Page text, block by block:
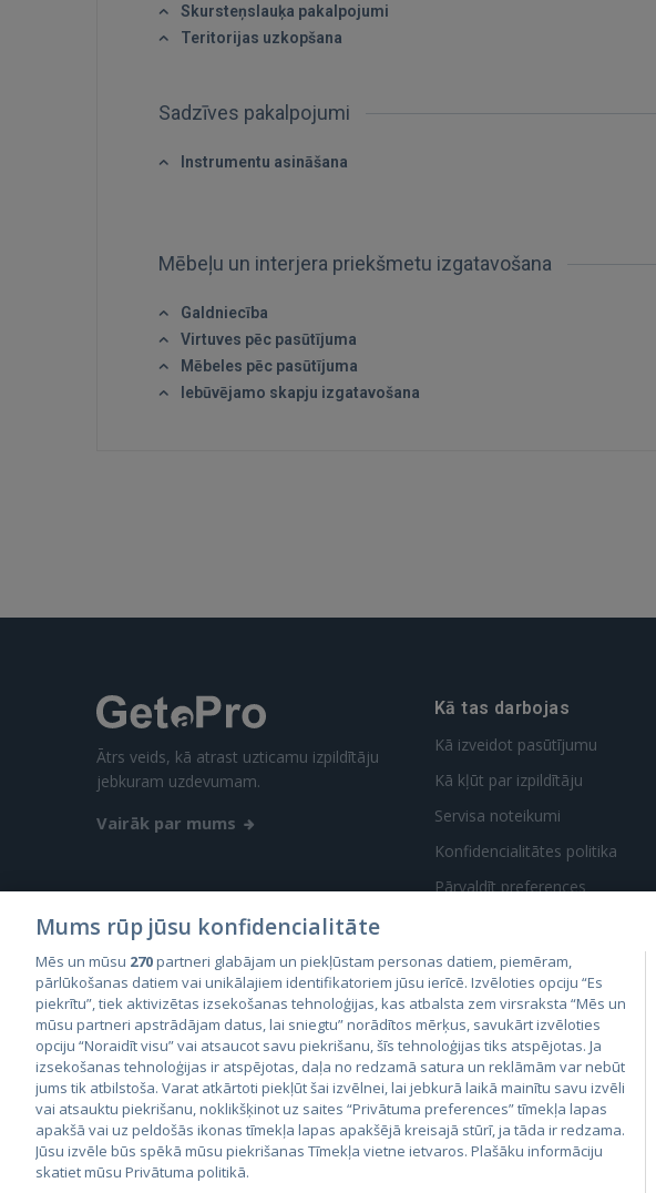
Skursteņslauķa pakalpojumi
Teritorijas uzkopšana
Sadzīves pakalpojumi
Instrumentu asināšana
Mēbeļu un interjera priekšmetu izgatavošana
Galdniecība
Virtuves pēc pasūtījuma
Mēbeles pēc pasūtījuma
Iebūvējamo skapju izgatavošana
Ātrs veids, kā atrast uzticamu izpildītāju
jebkuram uzdevumam.
Vairāk par mums
Kā tas darbojas
Kā izveidot pasūtījumu
Kā kļūt par izpildītāju
Servisa noteikumi
Konfidencialitātes politika
Pārvaldīt preferences
City24.lv
City24.ee
GetaPro.lv
GetaPro.ee
Mums rūp jūsu konfidencialitāte
Mēs un mūsu 270partneri glabājam un piekļūstam personas datiem, piemēram,
pārlūkošanas datiem vai unikālajiem identifikatoriem jūsu ierīcē. Izvēloties opciju “Es
piekrītu”, tiek aktivizētas izsekošanas tehnoloģijas, kas atbalsta zem virsraksta “Mēs un
mūsu partneri apstrādājam datus, lai sniegtu” norādītos mērķus, savukārt izvēloties
opciju “Noraidīt visu” vai atsaucot savu piekrišanu, šīs tehnoloģijas tiks atspējotas. Ja
izsekošanas tehnoloģijas ir atspējotas, daļa no redzamā satura un reklāmām var nebūt
jums tik atbilstoša. Varat atkārtoti piekļūt šai izvēlnei, lai jebkurā laikā mainītu savu izvēli
vai atsauktu piekrišanu, noklikšķinot uz saites “Privātuma preferences” tīmekļa lapas
apakšā vai uz peldošās ikonas tīmekļa lapas apakšējā kreisajā stūrī, ja tāda ir redzama.
Jūsu izvēle būs spēkā mūsu piekrišanas Tīmekļa vietne ietvaros. Plašāku informāciju
skatiet mūsu Privātuma politikā.